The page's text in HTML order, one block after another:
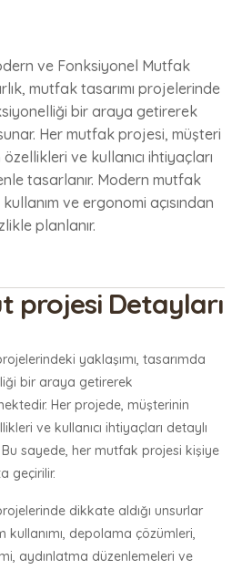
ve Fonksiyonel Mutfak
mutfak tasarımı projelerinde
bir araya getirerek
Her mutfak projesi, müşteri
ve kullanıcı ihtiyaçları
tasarlanır. Modern mutfak
ve ergonomi açısından
planlanır.
projesi Detayları
yaklaşımı, tasarımda
bir araya getirerek
Her projede, müşterinin
ve kullanıcı ihtiyaçları detaylı
sayede, her mutfak projesi kişiye
geçirilir.
dikkate aldığı unsurlar
kullanımı, depolama çözümleri,
aydınlatma düzenlemeleri ve